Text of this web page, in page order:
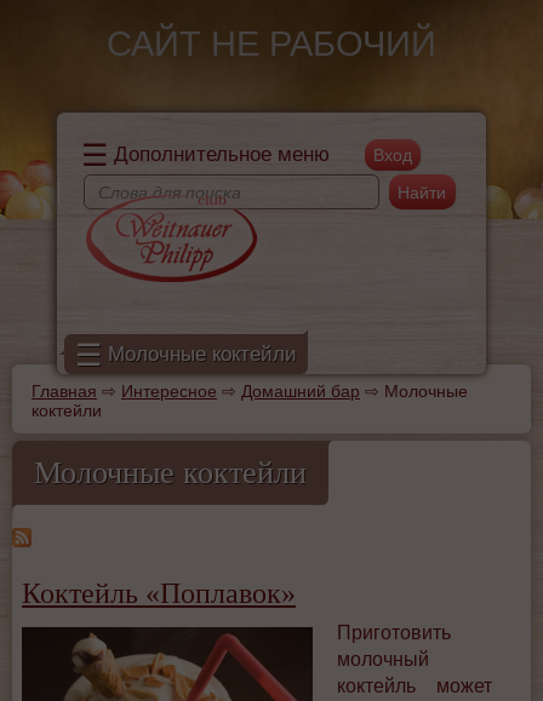
САЙТ НЕ РАБОЧИЙ
☰ Дополнительное меню
Форма поиска
Поиск
☰ Молочные коктейли
Вы здесь
Главная ⇨ Интересное ⇨ Домашний бар ⇨ Молочные
коктейли
Молочные коктейли
Коктейль «Поплавок»
Приготовить
молочный
коктейль может